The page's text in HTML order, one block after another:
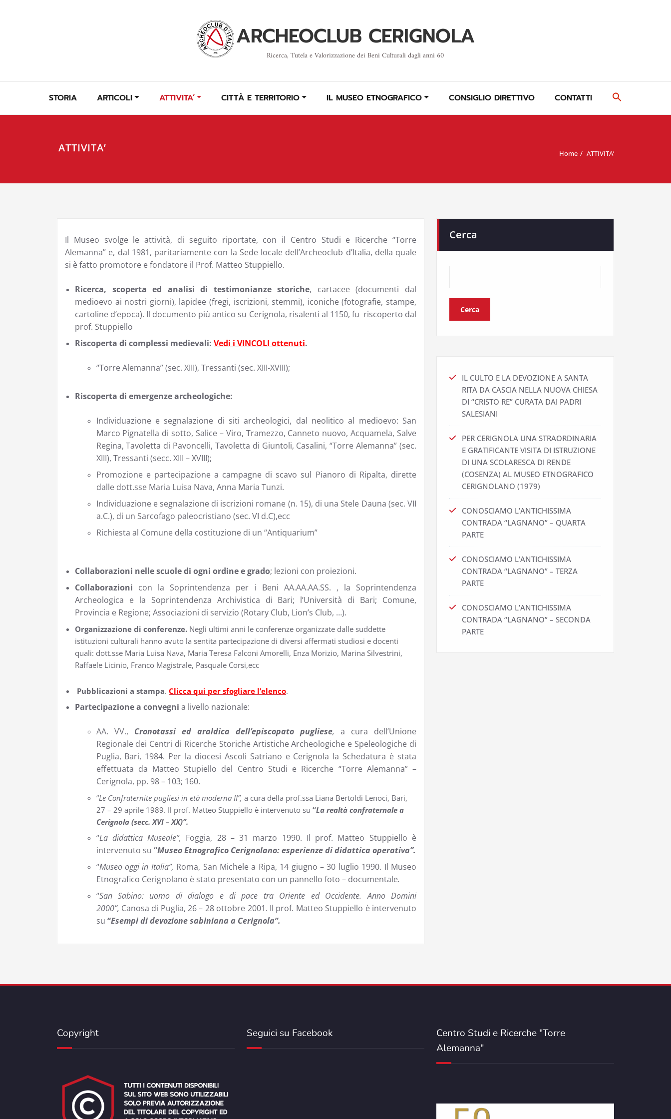
ARCHEOCLUB CERIGNOLA
Ricerca, Tutela e Valorizzazione dei Beni Culturali dagli anni 60
STORIA ARTICOLI ATTIVITA’ CITTÀ E TERRITORIO IL MUSEO ETNOGRAFICO CONSIGLIO DIRETTIVO CONTATTI
ATTIVITA’ Home ATTIVITA’
Il Museo svolge le attività, di seguito riportate, con il Centro Studi e Ricerche “Torre
Alemanna” e, dal 1981, paritariamente con la Sede locale dell’Archeoclub d’Italia, della quale
si è fatto promotore e fondatore il Prof. Matteo Stuppiello.
Ricerca, scoperta ed analisi di testimonianze storiche, cartacee (documenti dal
medioevo ai nostri giorni), lapidee (fregi, iscrizioni, stemmi), iconiche (fotografie, stampe,
cartoline d’epoca). Il documento più antico su Cerignola, risalenti al 1150, fu riscoperto dal
prof. Stuppiello
Riscoperta di complessi medievali: Vedi i VINCOLI ottenuti.
“Torre Alemanna” (sec. XIII), Tressanti (sec. XIII-XVIII);
Riscoperta di emergenze archeologiche:
Individuazione e segnalazione di siti archeologici, dal neolitico al medioevo: San
Marco Pignatella di sotto, Salice – Viro, Tramezzo, Canneto nuovo, Acquamela, Salve
Regina, Tavoletta di Pavoncelli, Tavoletta di Giuntoli, Casalini, “Torre Alemanna” (sec.
XIII), Tressanti (secc. XIII – XVIII);
Promozione e partecipazione a campagne di scavo sul Pianoro di Ripalta, dirette
dalle dott.sse Maria Luisa Nava, Anna Maria Tunzi.
Individuazione e segnalazione di iscrizioni romane (n. 15), di una Stele Dauna (sec. VII
a.C.), di un Sarcofago paleocristiano (sec. VI d.C),ecc
Richiesta al Comune della costituzione di un “Antiquarium”
Collaborazioni nelle scuole di ogni ordine e grado; lezioni con proiezioni.
Collaborazioni con la Soprintendenza per i Beni AA.AA.AA.SS. , la Soprintendenza
Archeologica e la Soprintendenza Archivistica di Bari; l’Università di Bari; Comune,
Provincia e Regione; Associazioni di servizio (Rotary Club, Lion’s Club, …).
Organizzazione di conferenze. Negli ultimi anni le conferenze organizzate dalle suddette
istituzioni culturali hanno avuto la sentita partecipazione di diversi affermati studiosi e docenti
quali: dott.sse Maria Luisa Nava, Maria Teresa Falconi Amorelli, Enza Morizio, Marina Silvestrini,
Raffaele Licinio, Franco Magistrale, Pasquale Corsi,ecc
Pubblicazioni a stampa. Clicca qui per sfogliare l’elenco.
Partecipazione a convegni a livello nazionale:
AA. VV., Cronotassi ed araldica dell’episcopato pugliese, a cura dell’Unione
Regionale dei Centri di Ricerche Storiche Artistiche Archeologiche e Speleologiche di
Puglia, Bari, 1984. Per la diocesi Ascoli Satriano e Cerignola la Schedatura è stata
effettuata da Matteo Stupiello del Centro Studi e Ricerche “Torre Alemanna” –
Cerignola, pp. 98 – 103; 160.
“Le Confraternite pugliesi in età moderna II”, a cura della prof.ssa Liana Bertoldi Lenoci, Bari,
27 – 29 aprile 1989. Il prof. Matteo Stuppiello è intervenuto su “La realtà confraternale a
Cerignola (secc. XVI – XX)”.
“La didattica Museale”, Foggia, 28 – 31 marzo 1990. Il prof. Matteo Stuppiello è
intervenuto su “Museo Etnografico Cerignolano: esperienze di didattica operativa”.
“Museo oggi in Italia”, Roma, San Michele a Ripa, 14 giugno – 30 luglio 1990. Il Museo
Etnografico Cerignolano è stato presentato con un pannello foto – documentale.
“San Sabino: uomo di dialogo e di pace tra Oriente ed Occidente. Anno Domini
2000”, Canosa di Puglia, 26 – 28 ottobre 2001. Il prof. Matteo Stuppiello è intervenuto
su “Esempi di devozione sabiniana a Cerignola”.
Cerca
Cerca
IL CULTO E LA DEVOZIONE A SANTA
RITA DA CASCIA NELLA NUOVA CHIESA
DI “CRISTO RE” CURATA DAI PADRI
SALESIANI
PER CERIGNOLA UNA STRAORDINARIA
E GRATIFICANTE VISITA DI ISTRUZIONE
DI UNA SCOLARESCA DI RENDE
(COSENZA) AL MUSEO ETNOGRAFICO
CERIGNOLANO (1979)
CONOSCIAMO L’ANTICHISSIMA
CONTRADA “LAGNANO” – QUARTA
PARTE
CONOSCIAMO L’ANTICHISSIMA
CONTRADA “LAGNANO” – TERZA
PARTE
CONOSCIAMO L’ANTICHISSIMA
CONTRADA “LAGNANO” – SECONDA
PARTE
Copyright Seguici su Facebook
Centro Studi e Ricerche "Torre
Alemanna"